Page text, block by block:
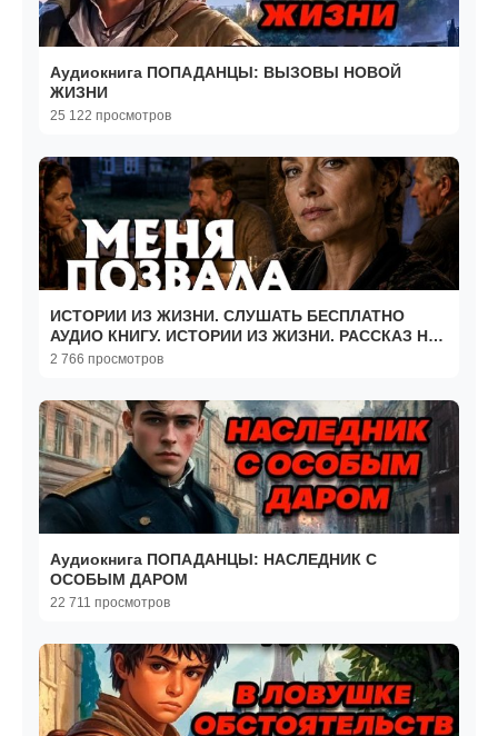
Аудиокнига ПОПАДАНЦЫ: ВЫЗОВЫ НОВОЙ
ЖИЗНИ
25 122 просмотров
ИСТОРИИ ИЗ ЖИЗНИ. СЛУШАТЬ БЕСПЛАТНО
АУДИО КНИГУ. ИСТОРИИ ИЗ ЖИЗНИ. РАССКАЗ НА
НОЧЬ.
2 766 просмотров
Аудиокнига ПОПАДАНЦЫ: НАСЛЕДНИК С
ОСОБЫМ ДАРОМ
22 711 просмотров